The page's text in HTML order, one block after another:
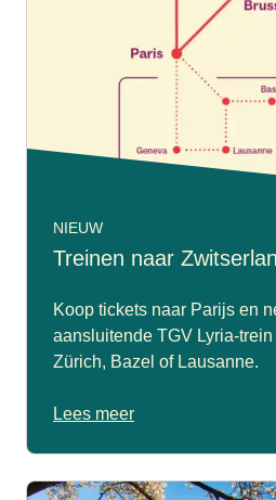
NIEUW
Treinen naar
Koop tickets naar Parijs en
aansluitende TGV Lyria-
Zürich, Bazel of Lausanne.
Lees meer